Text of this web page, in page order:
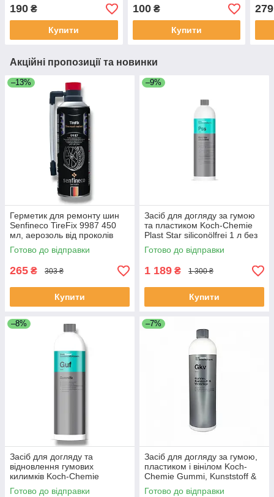
190 ₴
Купити
100₴
Купити
279
Акційні пропозиції та новинки
–13%
Герметик для ремонту шин
Senfineco TireFix 9987 450
мл, аерозоль від проколів
Готово до відправки
265 ₴ 303 ₴
Купити
–9%
Засіб для догляду за гумою
та пластиком Koch-Chemie
Plast Star siliconölfrei 1 л без
силікону
Готово до відправки
1 189 ₴ 1 300 ₴
Купити
–8%
Засіб для догляду та
відновлення гумових
килимків Koch-Chemie
Gummifix 1 л
Готово до відправки
–7%
Засіб для догляду за гумою,
пластиком і вінілом Koch-
Chemie Gummi, Kunststoff &
Vinylpflege 1 л
Готово до відправки